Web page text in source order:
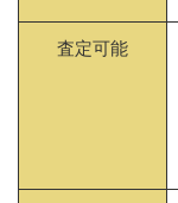
査定可能